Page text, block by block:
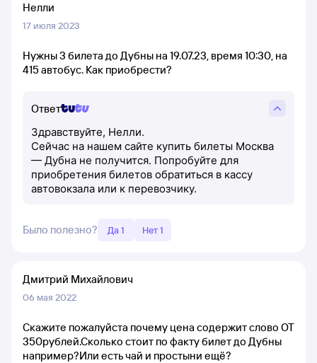
Нелли
17 июля 2023
Нужны 3 билета до Дубны на 19.07.23, время 10:30, на
415 автобус. Как приобрести?
Ответ
Здравствуйте, Нелли.
Сейчас на нашем сайте купить билеты Москва
— Дубна не получится. Попробуйте для
приобретения билетов обратиться в кассу
автовокзала или к перевозчику.
Было полезно? Да 1 Нет 1
Дмитрий Михайлович
06 мая 2022
Скажите пожалуйста почему цена содержит слово ОТ
350рублей.Сколько стоит по факту билет до Дубны
например?Или есть чай и простыни ещё?